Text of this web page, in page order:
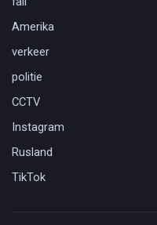
Amerika
verkeer
politie
CCTV
Instagram
Rusland
TikTok